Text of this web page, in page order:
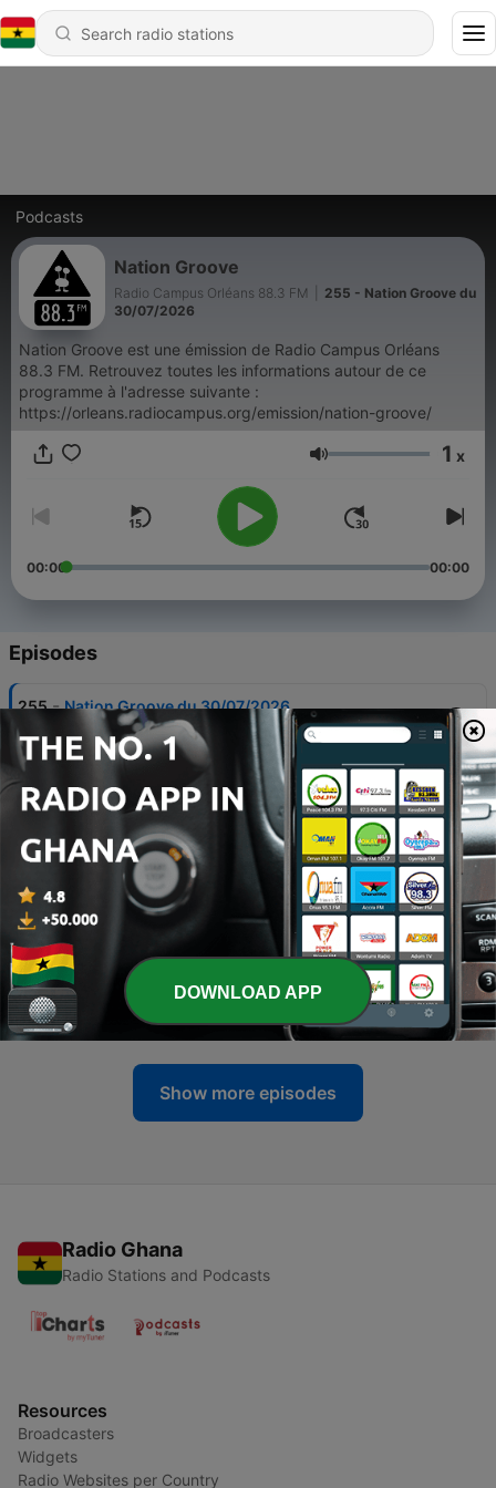
Podcasts
Nation Groove
Radio Campus Orléans 88.3 FM
255 - Nation Groove du
30/07/2026
Nation Groove est une émission de Radio Campus Orléans
88.3 FM. Retrouvez toutes les informations autour de ce
programme à l'adresse suivante :
https://orleans.radiocampus.org/emission/nation-groove/
Volume 1 x
00:00 00:00
Episodes
255 - Nation Groove du 30/07/2026
30 Jul 2026
254 Nation Groove du 23/07/2026
23 Jul 2026
253 - Nation Groove du 16/07/2026
252 - Nation Groove du 09/07/2026
09 Jul 2026
251 - Nation Groove du 02/07/2026
02 Jul 2026
Show more episodes
Radio Ghana
Radio Stations and Podcasts
Resources
Broadcasters
Widgets
Radio Websites per Country
DOWNLOAD APP